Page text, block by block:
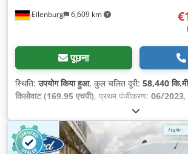
Eilenburg 6,609 km
पूछना
स्थिति:उपयोग किया हुआ, कुल चलित दूरी: 58,440
किलोवाट (169.95 एचपी), प्रथम पंजीकरण: 06/2023,
सफ़ेद
श्रेणी:यूरो 6, सीटों की संख्या:3, निर्माण वर्ष:2023,
स्टेबिलिटी प्रोग्राम (ESP), एबीएस, एयर कंडीशनिंग,
लॉकिंग,